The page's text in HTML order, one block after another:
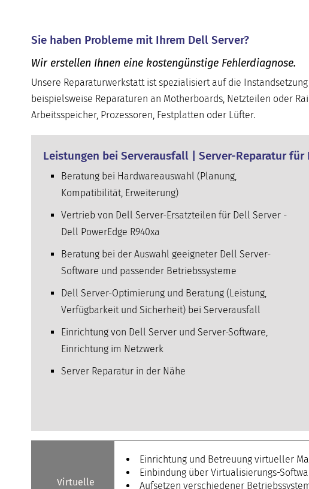
Sie haben Probleme mit Ihrem Dell Server?
Wir erstellen Ihnen eine kostengünstige Fehlerdiagnose.
Unsere Reparaturwerkstatt ist spezialisiert auf die
beispielsweise Reparaturen an Motherboards, Netzteilen oder
Arbeitsspeicher, Prozessoren, Festplatten oder Lüfter.
Leistungen bei Serverausfall | Server-Reparatur für
Beratung bei Hardwareauswahl (Planung,
Kompatibilität, Erweiterung)
Vertrieb von Dell Server-Ersatzteilen für Dell Server -
Dell PowerEdge R940xa
Beratung bei der Auswahl geeigneter Dell Server-
Software und passender Betriebssysteme
Dell Server-Optimierung und Beratung (Leistung,
Verfügbarkeit und Sicherheit) bei Serverausfall
Einrichtung von Dell Server und Server-Software,
Einrichtung im Netzwerk
Server Reparatur in der Nähe
Virtuelle
Einrichtung und Betreuung virtueller
Einbindung über Virtualisierungs-
Aufsetzen verschiedener